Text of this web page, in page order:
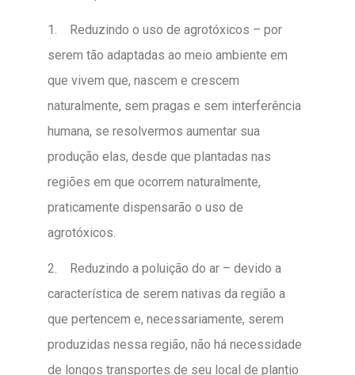
1. Reduzindo o uso de agrotóxicos – por
serem tão adaptadas ao meio ambiente em
que vivem que, nascem e crescem
naturalmente, sem pragas e sem interferência
humana, se resolvermos aumentar sua
produção elas, desde que plantadas nas
regiões em que ocorrem naturalmente,
praticamente dispensarão o uso de
agrotóxicos.
2. Reduzindo a poluição do ar – devido a
característica de serem nativas da região a
que pertencem e, necessariamente, serem
produzidas nessa região, não há necessidade
de longos transportes de seu local de plantio